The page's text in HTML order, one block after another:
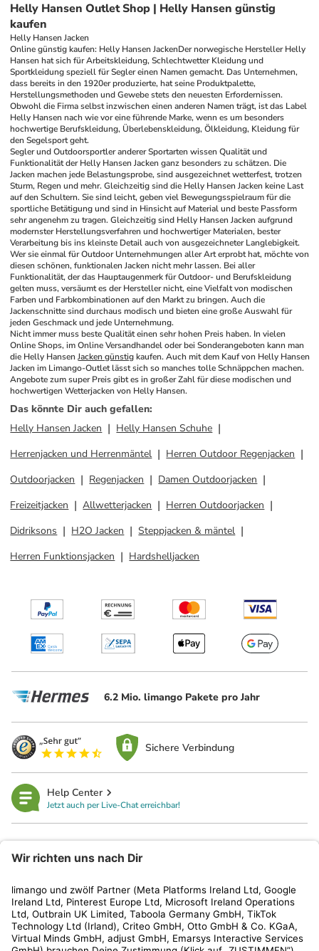
Helly Hansen Outlet Shop | Helly Hansen günstig
kaufen
Helly Hansen Jacken
Online günstig kaufen: Helly Hansen JackenDer norwegische Hersteller Helly
Hansen hat sich für Arbeitskleidung, Schlechtwetter Kleidung und
Sportkleidung speziell für Segler einen Namen gemacht. Das Unternehmen,
dass bereits in den 1920er produzierte, hat seine Produktpalette,
Herstellungsmethoden und Gewebe stets den neuesten Erfordernissen.
Obwohl die Firma selbst inzwischen einen anderen Namen trägt, ist das Label
Helly Hansen nach wie vor eine führende Marke, wenn es um besonders
hochwertige Berufskleidung, Überlebenskleidung, Ölkleidung, Kleidung für
den Segelsport geht.
Segler und Outdoorsportler anderer Sportarten wissen Qualität und
Funktionalität der Helly Hansen Jacken ganz besonders zu schätzen. Die
Jacken machen jede Belastungsprobe, sind ausgezeichnet wetterfest, trotzen
Sturm, Regen und mehr. Gleichzeitig sind die Helly Hansen Jacken keine Last
auf den Schultern. Sie sind leicht, geben viel Bewegungsspielraum für die
sportliche Betätigung und sind in Hinsicht auf Material und beste Passform
sehr angenehm zu tragen. Gleichzeitig sind Helly Hansen Jacken aufgrund
modernster Herstellungsverfahren und hochwertiger Materialen, bester
Verarbeitung bis ins kleinste Detail auch von ausgezeichneter Langlebigkeit.
Wer sie einmal für Outdoor Unternehmungen aller Art erprobt hat, möchte von
diesen schönen, funktionalen Jacken nicht mehr lassen. Bei aller
Funktionalität, der das Hauptaugenmerk für Outdoor- und Berufskleidung
gelten muss, versäumt es der Hersteller nicht, eine Vielfalt von modischen
Farben und Farbkombinationen auf den Markt zu bringen. Auch die
Jackenschnitte sind durchaus modisch und bieten eine große Auswahl für
jeden Geschmack und jede Unternehmung.
Nicht immer muss beste Qualität einen sehr hohen Preis haben. In vielen
Online Shops, im Online Versandhandel oder bei Sonderangeboten kann man
die Helly Hansen Jacken günstig kaufen. Auch mit dem Kauf von Helly Hansen
Jacken im Limango-Outlet lässt sich so manches tolle Schnäppchen machen.
Angebote zum super Preis gibt es in großer Zahl für diese modischen und
hochwertigen Wetterjacken von Helly Hansen.
Das könnte Dir auch gefallen:
Helly Hansen Jacken
Helly Hansen Schuhe
Herrenjacken und Herrenmäntel
Herren Outdoor Regenjacken
Outdoorjacken
Regenjacken
Damen Outdoorjacken
Freizeitjacken
Allwetterjacken
Herren Outdoorjacken
Didriksons
H2O Jacken
Steppjacken & mäntel
Herren Funktionsjacken
Hardshelljacken
6.2 Mio. limango Pakete pro Jahr
Sichere Verbindung
Help Center
Jetzt auch per Live-Chat erreichbar!
Kundenservice
Shop